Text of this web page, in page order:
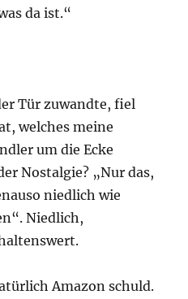
da ist.“
Tür zuwandte, fiel
welches meine
um die Ecke
Nostalgie? „Nur das,
niedlich wie
Niedlich,
Amazon schuld.